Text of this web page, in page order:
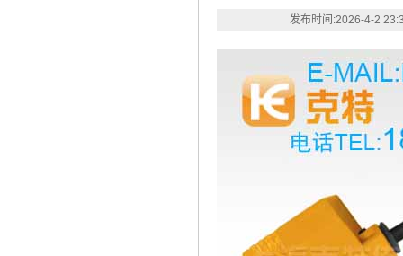
发布时间:2026-4-2